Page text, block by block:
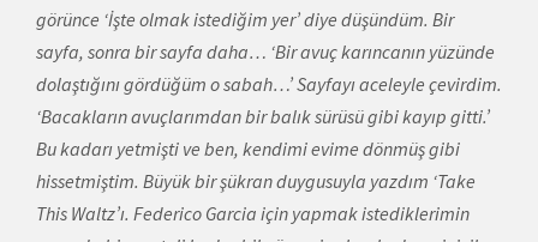
görünce ‘İşte olmak istediğim yer’ diye düşündüm. Bir
sayfa, sonra bir sayfa daha… ‘Bir avuç karıncanın yüzünde
dolaştığını gördüğüm o sabah…’ Sayfayı aceleyle çevirdim.
‘Bacakların avuçlarımdan bir balık sürüsü gibi kayıp gitti.’
Bu kadarı yetmişti ve ben, kendimi evime dönmüş gibi
hissetmiştim. Büyük bir şükran duygusuyla yazdım ‘Take
This Waltz’ı. Federico Garcia için yapmak istediklerimin